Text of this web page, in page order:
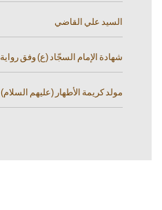
السيد علي القاضي
شهادة الإمام السجّاد (ع) وفق رواية
مولد كريمة الأطهار (عليهم السلام)